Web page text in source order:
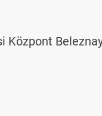
Központ